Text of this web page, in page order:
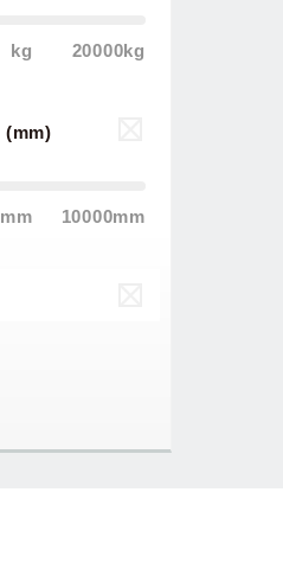
kg 20000kg
(mm)
mm 10000mm